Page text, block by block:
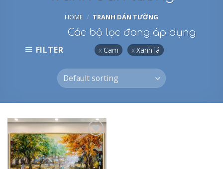
HOME / TRANH DÁN TƯỜNG
FILTER
Các bộ lọc đang áp dụng
Cam Xanh lá
Add to
Wishlist